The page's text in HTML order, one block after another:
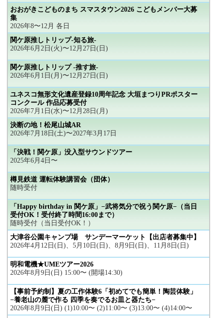
おおがきこどものまち スマスタウン2026 こどもメンバー大募
集
2026年8〜12月 各日
関ケ原推しトリップ-知る旅-
2026年6月2日(火)〜12月27日(日)
関ケ原推しトリップ -推す旅-
2026年6月1日(月)〜12月27日(日)
ユネスコ無形文化遺産登録10周年記念 大垣まつりPRポスター
コンクール 作品応募受付
2026年7月1日(水)〜12月28日(月)
決断の地！松尾山城AR
2026年7月18日(土)〜2027年3月17日
「決戦！関ケ原」没入型サウンドツアー
2025年6月4日〜
樽見鉄道 運転体験講習会（団体）
随時受付
「Happy birthday in 関ケ原」−武将気分で祝う関ケ原−（当日
受付OK！受付終了時間16:00まで）
随時受付（当日受付OK！）
大津谷公園キャンプ場 サンデーマーケット【出店者募集中】
2026年4月12日(日)、5月10日(日)、8月9日(日)、11月8日(日)
明和電機★UMEツアー2026
2026年8月9日(日) 15:00〜 (開場14:30)
【事前予約制】夏の工作体験6「初めてでも簡単！陶芸体験」
−養老山の麓で作る 四季を奏でるお皿と器たち−
2026年8月9日(日) (1)10:00〜 (2)11:00〜 (3)13:00〜 (4)14:00〜